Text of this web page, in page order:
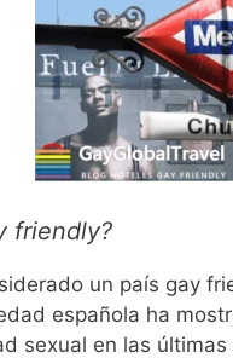
friendly?
un país gay
española ha
sexual en las